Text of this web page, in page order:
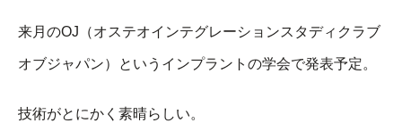
来月のOJ（オステオインテグレーションスタディクラブ
オブジャパン）というインプラントの学会で発表予定。
技術がとにかく素晴らしい。